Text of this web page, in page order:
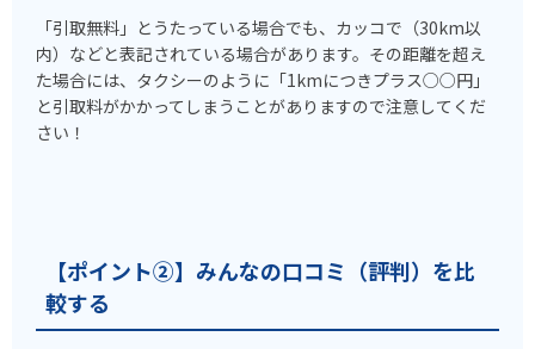
「引取無料」とうたっている場合でも、カッコで（30km以
内）などと表記されている場合があります。その距離を超え
た場合には、タクシーのように「1kmにつきプラス○○円」
と引取料がかかってしまうことがありますので注意してくだ
さい！
【ポイント②】みんなの口コミ（評判）を比
較する